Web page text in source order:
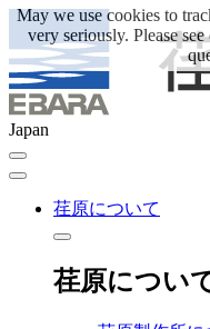
Japan
荏原について
荏原につい
May we use cookies to
very seriously. Please